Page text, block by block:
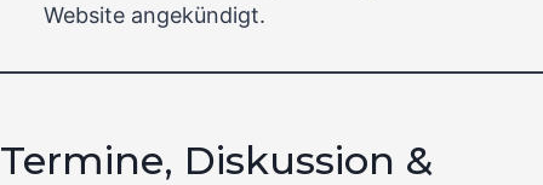
Website angekündigt.
Termine, Diskussion &